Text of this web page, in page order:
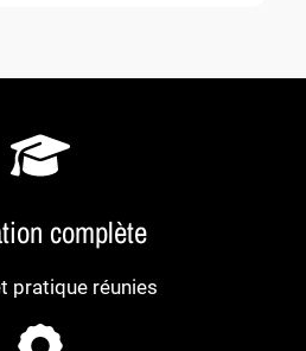
complète
pratique réunies